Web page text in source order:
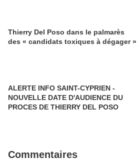
Thierry Del Poso dans le palmarès
des « candidats toxiques à dégager »
ALERTE INFO SAINT-CYPRIEN -
NOUVELLE DATE D'AUDIENCE DU
PROCES DE THIERRY DEL POSO
Commentaires